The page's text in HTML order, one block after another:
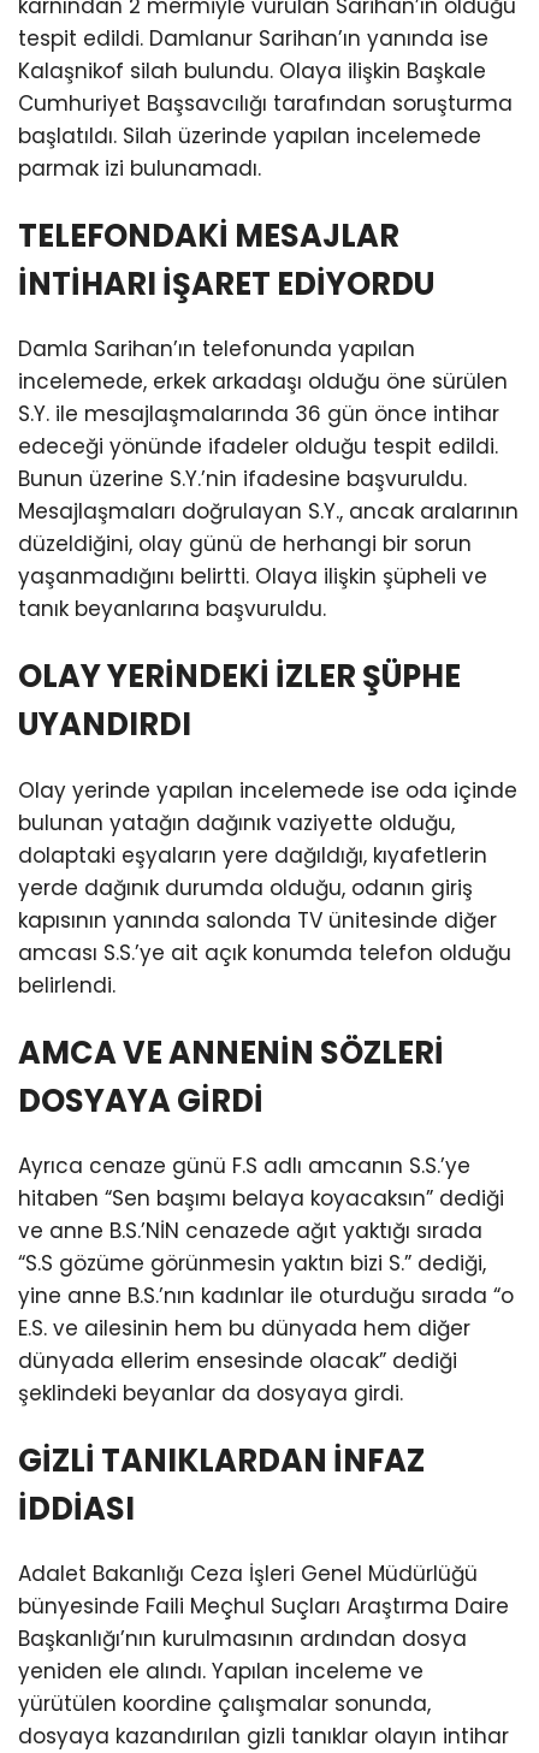
karnından 2 mermiyle vurulan Sarihan’ın öldüğü
tespit edildi. Damlanur Sarihan’ın yanında ise
Kalaşnikof silah bulundu. Olaya ilişkin Başkale
Cumhuriyet Başsavcılığı tarafından soruşturma
başlatıldı. Silah üzerinde yapılan incelemede
parmak izi bulunamadı.
TELEFONDAKİ MESAJLAR
İNTİHARI İŞARET EDİYORDU
Damla Sarihan’ın telefonunda yapılan
incelemede, erkek arkadaşı olduğu öne sürülen
S.Y. ile mesajlaşmalarında 36 gün önce intihar
edeceği yönünde ifadeler olduğu tespit edildi.
Bunun üzerine S.Y.’nin ifadesine başvuruldu.
Mesajlaşmaları doğrulayan S.Y., ancak aralarının
düzeldiğini, olay günü de herhangi bir sorun
yaşanmadığını belirtti. Olaya ilişkin şüpheli ve
tanık beyanlarına başvuruldu.
OLAY YERİNDEKİ İZLER ŞÜPHE
UYANDIRDI
Olay yerinde yapılan incelemede ise oda içinde
bulunan yatağın dağınık vaziyette olduğu,
dolaptaki eşyaların yere dağıldığı, kıyafetlerin
yerde dağınık durumda olduğu, odanın giriş
kapısının yanında salonda TV ünitesinde diğer
amcası S.S.’ye ait açık konumda telefon olduğu
belirlendi.
AMCA VE ANNENİN SÖZLERİ
DOSYAYA GİRDİ
Ayrıca cenaze günü F.S adlı amcanın S.S.’ye
hitaben “Sen başımı belaya koyacaksın” dediği
ve anne B.S.’NİN cenazede ağıt yaktığı sırada
“S.S gözüme görünmesin yaktın bizi S.” dediği,
yine anne B.S.’nın kadınlar ile oturduğu sırada “o
E.S. ve ailesinin hem bu dünyada hem diğer
dünyada ellerim ensesinde olacak” dediği
şeklindeki beyanlar da dosyaya girdi.
GİZLİ TANIKLARDAN İNFAZ
İDDİASI
Adalet Bakanlığı Ceza İşleri Genel Müdürlüğü
bünyesinde Faili Meçhul Suçları Araştırma Daire
Başkanlığı’nın kurulmasının ardından dosya
yeniden ele alındı. Yapılan inceleme ve
yürütülen koordine çalışmalar sonunda,
dosyaya kazandırılan gizli tanıklar olayın intihar